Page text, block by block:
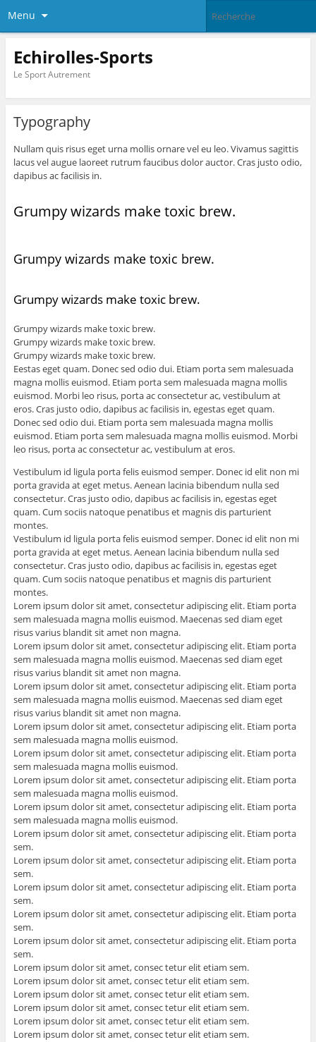
Menu
Echirolles-Sports
Le Sport Autrement
Typography
Nullam quis risus eget urna mollis ornare vel eu leo. Vivamus sagittis
lacus vel augue laoreet rutrum faucibus dolor auctor. Cras justo odio,
dapibus ac facilisis in.
Grumpy wizards make toxic brew.
Grumpy wizards make toxic brew.
Grumpy wizards make toxic brew.
Grumpy wizards make toxic brew.
Grumpy wizards make toxic brew.
Grumpy wizards make toxic brew.
Eestas eget quam. Donec sed odio dui. Etiam porta sem malesuada
magna mollis euismod. Etiam porta sem malesuada magna mollis
euismod. Morbi leo risus, porta ac consectetur ac, vestibulum at
eros. Cras justo odio, dapibus ac facilisis in, egestas eget quam.
Donec sed odio dui. Etiam porta sem malesuada magna mollis
euismod. Etiam porta sem malesuada magna mollis euismod. Morbi
leo risus, porta ac consectetur ac, vestibulum at eros.
Vestibulum id ligula porta felis euismod semper. Donec id elit non mi
porta gravida at eget metus. Aenean lacinia bibendum nulla sed
consectetur. Cras justo odio, dapibus ac facilisis in, egestas eget
quam. Cum sociis natoque penatibus et magnis dis parturient
montes.
Vestibulum id ligula porta felis euismod semper. Donec id elit non mi
porta gravida at eget metus. Aenean lacinia bibendum nulla sed
consectetur. Cras justo odio, dapibus ac facilisis in, egestas eget
quam. Cum sociis natoque penatibus et magnis dis parturient
montes.
Lorem ipsum dolor sit amet, consectetur adipiscing elit. Etiam porta
sem malesuada magna mollis euismod. Maecenas sed diam eget
risus varius blandit sit amet non magna.
Lorem ipsum dolor sit amet, consectetur adipiscing elit. Etiam porta
sem malesuada magna mollis euismod. Maecenas sed diam eget
risus varius blandit sit amet non magna.
Lorem ipsum dolor sit amet, consectetur adipiscing elit. Etiam porta
sem malesuada magna mollis euismod. Maecenas sed diam eget
risus varius blandit sit amet non magna.
Lorem ipsum dolor sit amet, consectetur adipiscing elit. Etiam porta
sem malesuada magna mollis euismod.
Lorem ipsum dolor sit amet, consectetur adipiscing elit. Etiam porta
sem malesuada magna mollis euismod.
Lorem ipsum dolor sit amet, consectetur adipiscing elit. Etiam porta
sem malesuada magna mollis euismod.
Lorem ipsum dolor sit amet, consectetur adipiscing elit. Etiam porta
sem malesuada magna mollis euismod.
Lorem ipsum dolor sit amet, consectetur adipiscing elit. Etiam porta
sem.
Lorem ipsum dolor sit amet, consectetur adipiscing elit. Etiam porta
sem.
Lorem ipsum dolor sit amet, consectetur adipiscing elit. Etiam porta
sem.
Lorem ipsum dolor sit amet, consectetur adipiscing elit. Etiam porta
sem.
Lorem ipsum dolor sit amet, consectetur adipiscing elit. Etiam porta
sem.
Lorem ipsum dolor sit amet, consec tetur elit etiam sem.
Lorem ipsum dolor sit amet, consec tetur elit etiam sem.
Lorem ipsum dolor sit amet, consec tetur elit etiam sem.
Lorem ipsum dolor sit amet, consec tetur elit etiam sem.
Lorem ipsum dolor sit amet, consec tetur elit etiam sem.
Lorem ipsum dolor sit amet, consec tetur elit etiam sem.